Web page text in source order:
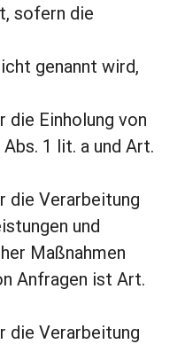
sofern die
genannt wird,
die Einholung von
1 lit. a und Art.
die Verarbeitung
und
Maßnahmen
Anfragen ist Art.
die Verarbeitung